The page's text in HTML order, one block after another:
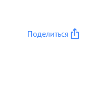
Поделиться